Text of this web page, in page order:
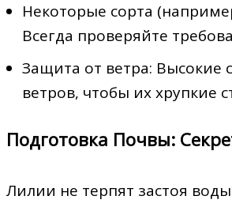
Некоторые сорта
Всегда проверяйте
Защита от ветра: Высокие
ветров, чтобы их хрупкие
Подготовка Почвы:
Лилии не терпят застоя